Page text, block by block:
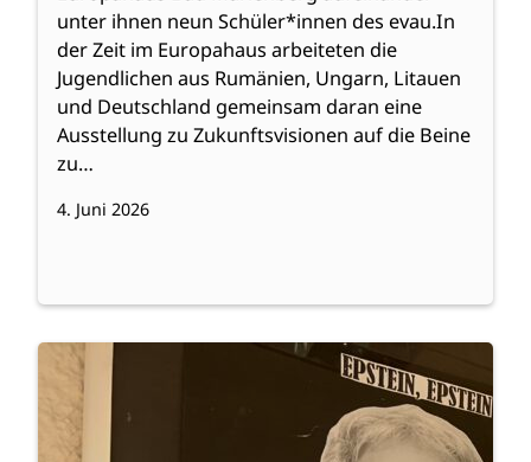
unter ihnen neun Schüler*innen des evau.In
der Zeit im Europahaus arbeiteten die
Jugendlichen aus Rumänien, Ungarn, Litauen
und Deutschland gemeinsam daran eine
Ausstellung zu Zukunftsvisionen auf die Beine
zu…
4. Juni 2026
Weiterlesen